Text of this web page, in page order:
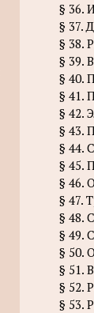
§ 36.
§ 37.
§ 38.
§ 39.
§ 40.
§ 41.
§ 42.
§ 43.
§ 44.
§ 45.
§ 46.
§ 47.
§ 48.
§ 49.
§ 50.
§ 51.
§ 52.
§ 53.